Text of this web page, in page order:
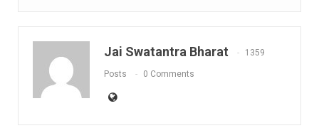
Jai Swatantra Bharat 1359
Posts 0 Comments